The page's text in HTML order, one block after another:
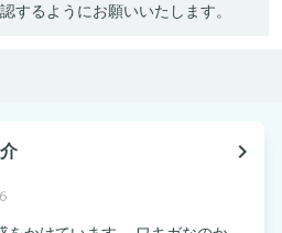
するようにお願いいたします。
navigate_next